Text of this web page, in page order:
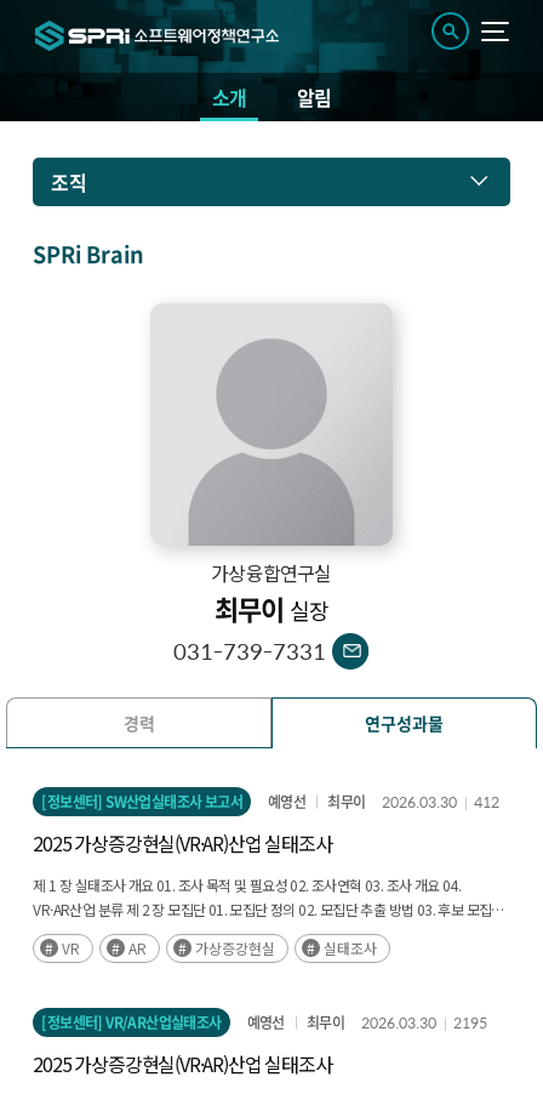
소개 알림
조직
SPRi Brain
가상융합연구실
최무이 실장
031-739-7331
경력 연구성과물
[정보센터] SW산업실태조사 보고서 예영선 최무이 2026.03.30 412
2025 가상증강현실(VR·AR)산업 실태조사
제 1 장 실태조사 개요 01. 조사 목적 및 필요성 02. 조사연혁 03. 조사 개요 04.
VR·AR산업 분류 제 2 장 모집단 01. 모집단 정의 02. 모집단 추출 방법 03. 후보 모집단
수집 04. 모집단 추출 결과 제 3 장 조사표 01. 조사항목 제 3 장 이상치 기업 등 데이터
검증 방안 01. 이상치 기업 파악 02. 검증방안-2차 자료를 통한 검증 03. 항목무응답
VR AR 가상증강현실 실태조사
[정보센터] VR/AR산업실태조사 예영선 최무이 2026.03.30 2195
2025 가상증강현실(VR·AR)산업 실태조사